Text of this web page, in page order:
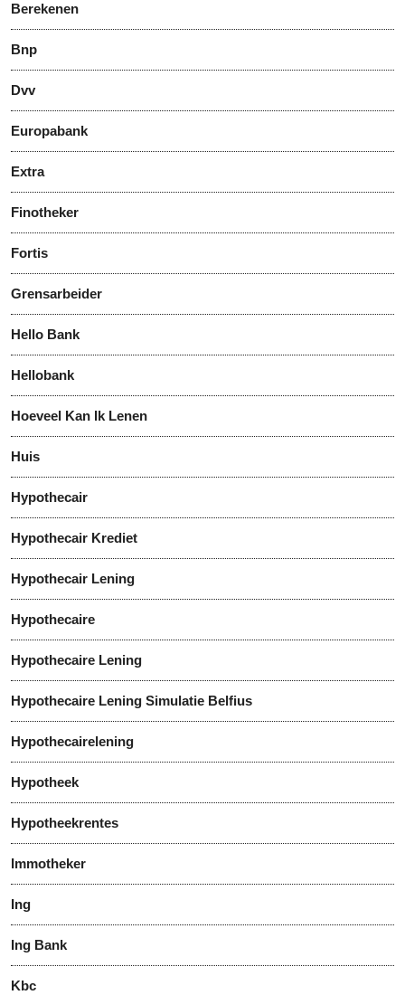
Berekenen
Bnp
Dvv
Europabank
Extra
Finotheker
Fortis
Grensarbeider
Hello Bank
Hellobank
Hoeveel Kan Ik Lenen
Huis
Hypothecair
Hypothecair Krediet
Hypothecair Lening
Hypothecaire
Hypothecaire Lening
Hypothecaire Lening Simulatie Belfius
Hypothecairelening
Hypotheek
Hypotheekrentes
Immotheker
Ing
Ing Bank
Kbc